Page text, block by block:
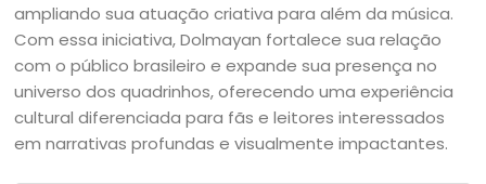
ampliando sua atuação criativa para além da música.
Com essa iniciativa, Dolmayan fortalece sua relação
com o público brasileiro e expande sua presença no
universo dos quadrinhos, oferecendo uma experiência
cultural diferenciada para fãs e leitores interessados
em narrativas profundas e visualmente impactantes.